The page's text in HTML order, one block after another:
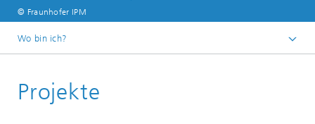
© Fraunhofer IPM
Wo bin ich?
Projekte